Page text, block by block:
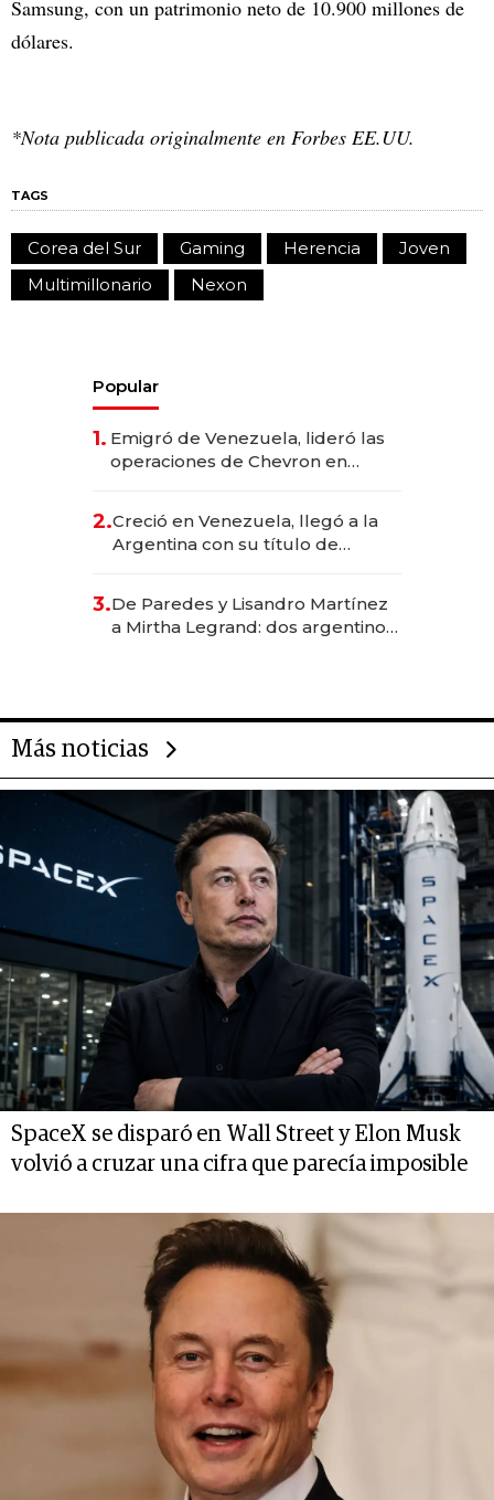
Samsung, con un patrimonio neto de 10.900 millones de
dólares.
*Nota publicada originalmente en Forbes EE.UU.
TAGS
Corea del Sur Gaming Herencia
Joven
Multimillonario
Nexon
Popular
1. Emigró de Venezuela, lideró las
operaciones de Chevron en
2.Creció en Venezuela, llegó a la
Argentina con su título de
las marcas "fast premium"
3.De Paredes y Lisandro Martínez
a Mirtha Legrand: dos argentinos
Más noticias
SpaceX se disparó en Wall Street y Elon Musk
volvió a cruzar una cifra que parecía imposible